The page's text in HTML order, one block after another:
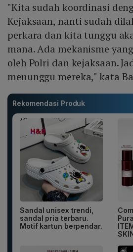
"Kita sudah koordinasi
Kejaksaan, nanti sudah
perkara dan kita tunggu
mana. Ada mekanisme
oleh Polri dan kejaksaan.
menunggu mereka," kata
Rekomendasi Produk
Sandal unisex trendi,
sandal pria terbaru.
Motif kartun berpendar.